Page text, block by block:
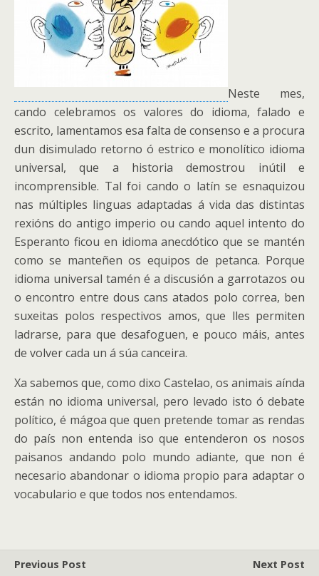
Neste mes,
cando celebramos os valores do idioma, falado e
escrito, lamentamos esa falta de consenso e a procura
dun disimulado retorno ó estrico e monolítico idioma
universal, que a historia demostrou inútil e
incomprensible. Tal foi cando o latín se esnaquizou
nas múltiples linguas adaptadas á vida das distintas
rexións do antigo imperio ou cando aquel intento do
Esperanto ficou en idioma anecdótico que se mantén
como se manteñen os equipos de petanca. Porque
idioma universal tamén é a discusión a garrotazos ou
o encontro entre dous cans atados polo correa, ben
suxeitas polos respectivos amos, que lles permiten
ladrarse, para que desafoguen, e pouco máis, antes
de volver cada un á súa canceira.
Xa sabemos que, como dixo Castelao, os animais aínda
están no idioma universal, pero levado isto ó debate
político, é mágoa que quen pretende tomar as rendas
do país non entenda iso que entenderon os nosos
paisanos andando polo mundo adiante, que non é
necesario abandonar o idioma propio para adaptar o
vocabulario e que todos nos entendamos.
Previous Post
Next Post